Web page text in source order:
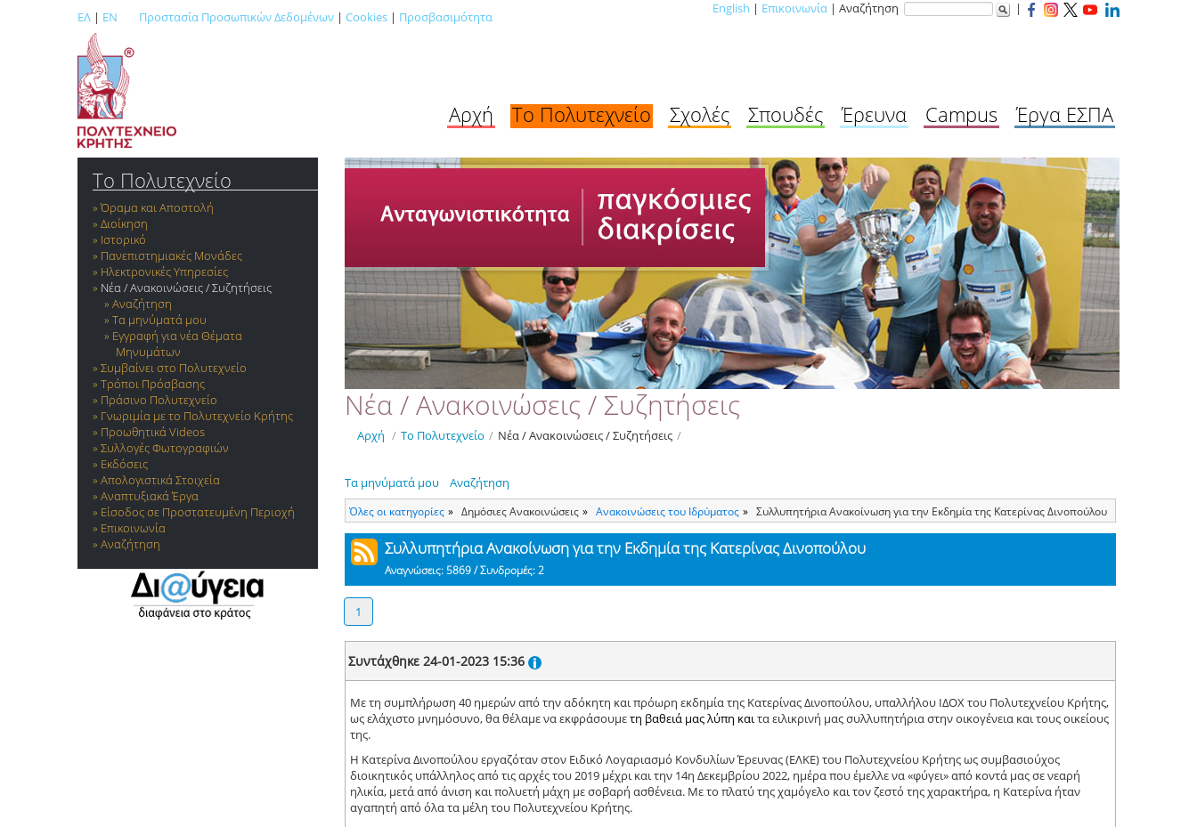
ΕΛ | EN Προστασία Προσωπικών Δεδομένων | Cookies | Προσβασιμότητα
English | Επικοινωνία | Αναζήτηση |
Αρχή Το Πολυτεχνείο Σχολές Σπουδές Έρευνα Campus Έργα ΕΣΠΑ
Το Πολυτεχνείο
Όραμα και Αποστολή
Διοίκηση
Ιστορικό
Πανεπιστημιακές Μονάδες
Ηλεκτρονικές Υπηρεσίες
Νέα / Ανακοινώσεις / Συζητήσεις
Αναζήτηση
Τα μηνύματά μου
Εγγραφή για νέα Θέματα
Μηνυμάτων
Συμβαίνει στο Πολυτεχνείο
Τρόποι Πρόσβασης
Πράσινο Πολυτεχνείο
Γνωριμία με το Πολυτεχνείο Κρήτης
Προωθητικά Videos
Συλλογές Φωτογραφιών
Εκδόσεις
Απολογιστικά Στοιχεία
Αναπτυξιακά Έργα
Είσοδος σε Προστατευμένη Περιοχή
Επικοινωνία
Αναζήτηση
Νέα / Ανακοινώσεις / Συζητήσεις
Αρχή / Το Πολυτεχνείο / Νέα / Ανακοινώσεις / Συζητήσεις /
Τα μηνύματά μου Αναζήτηση
Όλες οι κατηγορίες Δημόσιες Ανακοινώσεις Ανακοινώσεις του Ιδρύματος Συλλυπητήρια Ανακοίνωση για την Εκδημία της Κατερίνας Δινοπούλου
Συλλυπητήρια Ανακοίνωση για την Εκδημία της Κατερίνας Δινοπούλου
Αναγνώσεις: 5869 / Συνδρομές: 2
1
Συντάχθηκε 24-01-2023 15:36
Με τη συμπλήρωση 40 ημερών από την αδόκητη και πρόωρη εκδημία της Κατερίνας Δινοπούλου, υπαλλήλου ΙΔΟΧ του Πολυτεχνείου Κρήτης,
ως ελάχιστο μνημόσυνο, θα θέλαμε να εκφράσουμετη βαθειά μας λύπη καιτα ειλικρινή μας συλλυπητήρια στην οικογένεια και τους οικείους
της.
Η Κατερίνα Δινοπούλου εργαζόταν στον Ειδικό Λογαριασμό Κονδυλίων Έρευνας (ΕΛΚΕ) του Πολυτεχνείου Κρήτης ως συμβασιούχος
διοικητικός υπάλληλος από τις αρχές του 2019 μέχρι και την 14η Δεκεμβρίου 2022, ημέρα που έμελλε να «φύγει» από κοντά μας σε νεαρή
ηλικία, μετά από άνιση και πολυετή μάχη με σοβαρή ασθένεια. Με το πλατύ της χαμόγελο και τον ζεστό της χαρακτήρα, η Κατερίνα ήταν
αγαπητή από όλα τα μέλη του Πολυτεχνείου Κρήτης.